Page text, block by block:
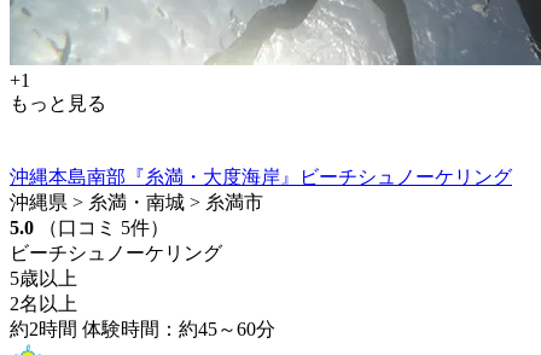
+1
もっと見る
沖縄本島南部『糸満・大度海岸』ビーチシュノーケリング
沖縄県 > 糸満・南城 > 糸満市
5.0
（口コミ 5件）
ビーチシュノーケリング
5歳以上
2名以上
約2時間 体験時間：約45～60分